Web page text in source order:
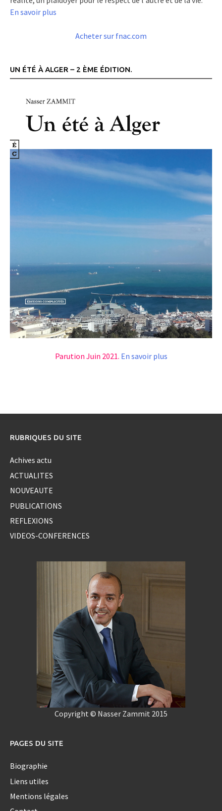
En savoir plus
Acheter sur fnac.com
UN ÉTÉ À ALGER – 2 ÈME ÉDITION.
Parution Juin 2021. En savoir plus
RUBRIQUES DU SITE
Achives actu
ACTUALITES
NOUVEAUTE
PUBLICATIONS
REFLEXIONS
VIDEOS-CONFERENCES
Copyright © Nasser Zammit 2015
PAGES DU SITE
Biographie
Liens utiles
Mentions légales